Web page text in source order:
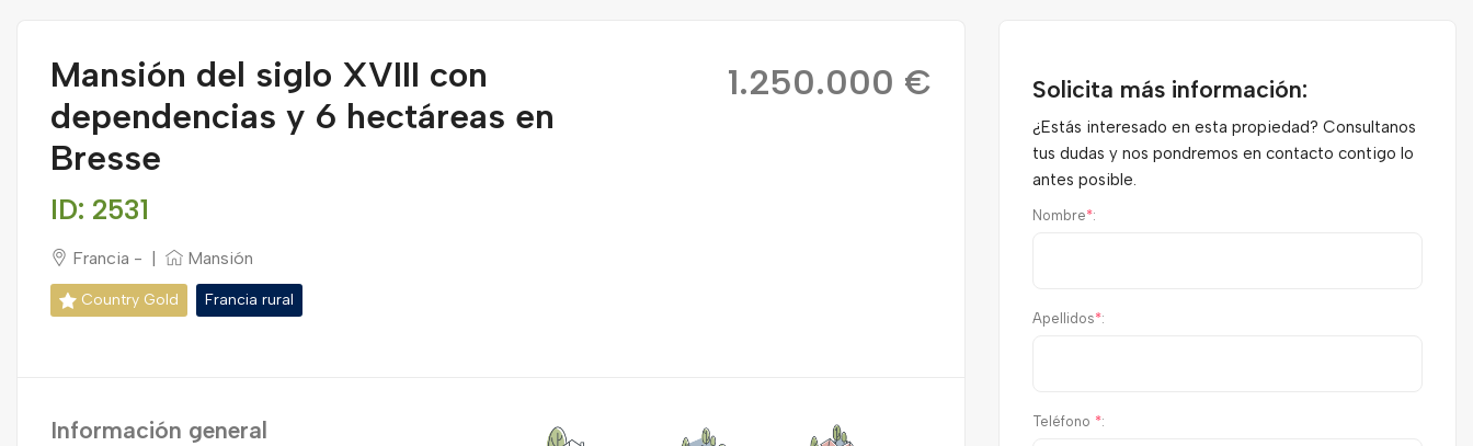
Mansión del siglo XVIII con
dependencias y 6 hectáreas en
Bresse
ID: 2531
Francia - Mansión
Country Gold Francia rural
1.250.000 €
Información general
Solicita más información:
¿Estás interesado en esta propiedad? Consultanos
tus dudas y nos pondremos en contacto contigo lo
antes posible.
Nombre*:
Apellidos*:
Teléfono *: